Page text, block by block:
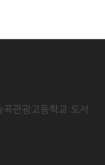
관광고등학교 도서